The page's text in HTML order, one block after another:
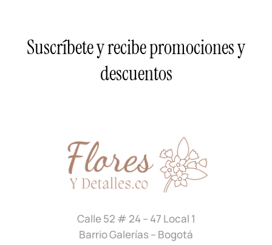
Suscríbete y recibe promociones y
descuentos
Calle 52 # 24 – 47 Local 1
Barrio Galerías – Bogotá